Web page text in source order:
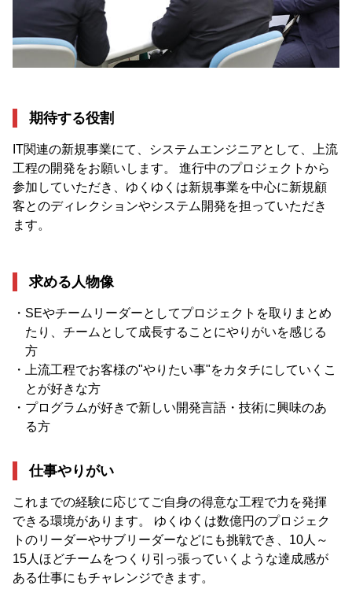
期待する役割
IT関連の新規事業にて、システムエンジニアとして、上流
工程の開発をお願いします。 進行中のプロジェクトから
参加していただき、ゆくゆくは新規事業を中心に新規顧
客とのディレクションやシステム開発を担っていただき
ます。
求める人物像
・SEやチームリーダーとしてプロジェクトを取りまとめ
たり、チームとして成長することにやりがいを感じる
方
・上流工程でお客様の"やりたい事"をカタチにしていくこ
とが好きな方
・プログラムが好きで新しい開発言語・技術に興味のあ
る方
仕事やりがい
これまでの経験に応じてご自身の得意な工程で力を発揮
できる環境があります。 ゆくゆくは数億円のプロジェク
トのリーダーやサブリーダーなどにも挑戦でき、10人～
15人ほどチームをつくり引っ張っていくような達成感が
ある仕事にもチャレンジできます。